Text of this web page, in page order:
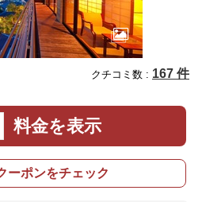
クチコミ数 : 167 件
料金を表示
ーポンをチェック